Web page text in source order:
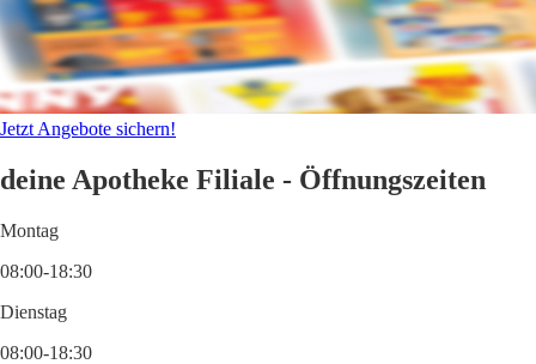
Jetzt Angebote sichern!
deine Apotheke Filiale - Öffnungszeiten
Montag
08:00-18:30
Dienstag
08:00-18:30